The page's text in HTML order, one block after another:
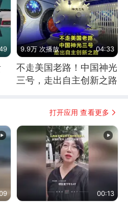
9.9万 次播放 04:33
不走美国老路！中国神光
三号，走出自主创新之路
打开应用 查看更多
00:13